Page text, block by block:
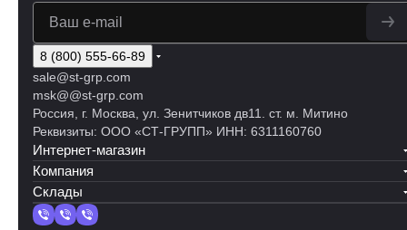
8 (800) 555-66-89
sale@st-grp.com
msk@@st-grp.com
Россия, г. Москва, ул. Зенитчиков дв11. ст. м. Митино
Реквизиты: ООО «СТ-ГРУПП» ИНН: 6311160760
Интернет-магазин
Компания
Склады